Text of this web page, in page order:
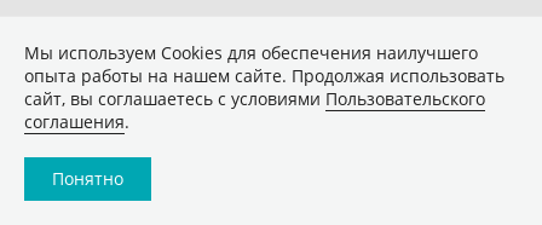
Мы используем Сookies для обеспечения наилучшего
опыта работы на нашем сайте. Продолжая использовать
сайт, вы соглашаетесь с условиями Пользовательского
соглашения.
Понятно